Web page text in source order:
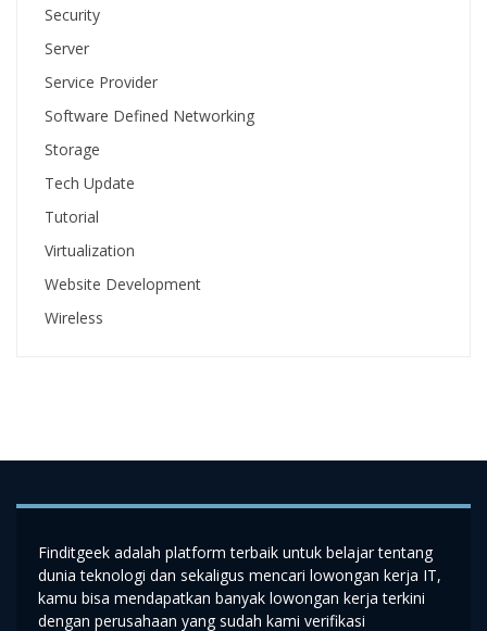
Security
Server
Service Provider
Software Defined Networking
Storage
Tech Update
Tutorial
Virtualization
Website Development
Wireless
Finditgeek adalah platform terbaik untuk belajar tentang
dunia teknologi dan sekaligus mencari lowongan kerja IT,
kamu bisa mendapatkan banyak lowongan kerja terkini
dengan perusahaan yang sudah kami verifikasi